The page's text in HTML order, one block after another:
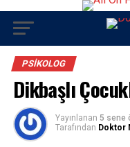
PSIKOLOG
Dikbaşlı
Yayınlanan 5 sene
Tarafından Doktor